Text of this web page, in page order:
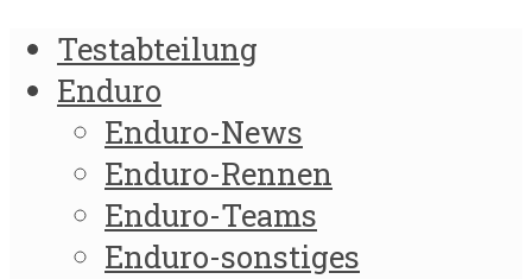
Testabteilung
Enduro
Enduro-News
Enduro-Rennen
Enduro-Teams
Enduro-sonstiges